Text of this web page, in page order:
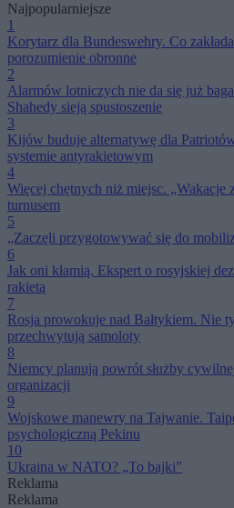
Najpopularniejsze
1
Korytarz dla Bundeswehry. Co
porozumienie obronne
2
Alarmów lotniczych nie da się już
Shahedy sieją spustoszenie
3
Kijów buduje alternatywę dla
systemie antyrakietowym
4
Więcej chętnych niż miejsc. „Wakacje
turnusem
5
„Zaczęli przygotowywać się do
6
Jak oni kłamią. Ekspert o rosyjskiej
rakietą
7
Rosja prowokuje nad Bałtykiem. Nie
przechwytują samoloty
8
Niemcy planują powrót służby
organizacji
9
Wojskowe manewry na Tajwanie.
psychologiczną Pekinu
10
Ukraina w NATO? „To bajki”
Reklama
Reklama